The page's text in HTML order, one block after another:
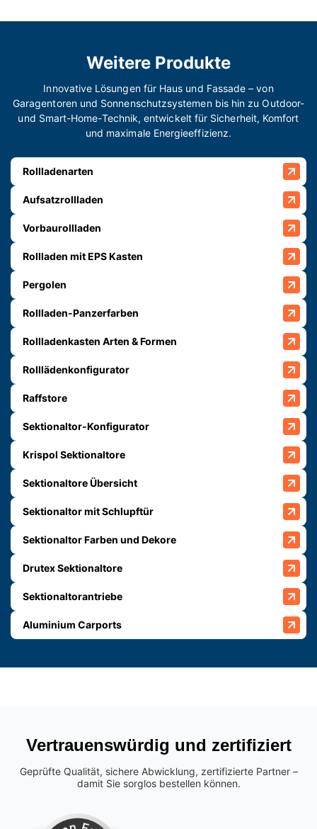
Weitere Produkte
Innovative Lösungen für Haus und Fassade – von
Garagentoren und Sonnenschutzsystemen bis hin zu Outdoor-
und Smart-Home-Technik, entwickelt für Sicherheit, Komfort
und maximale Energieeffizienz.
Rollladenarten
Aufsatzrollladen
Vorbaurollladen
Rollladen mit EPS Kasten
Pergolen
Rollladen-Panzerfarben
Rollladenkasten Arten & Formen
Rolllädenkonfigurator
Raffstore
Sektionaltor-Konfigurator
Krispol Sektionaltore
Sektionaltore Übersicht
Sektionaltor mit Schlupftür
Sektionaltor Farben und Dekore
Drutex Sektionaltore
Sektionaltorantriebe
Aluminium Carports
Vertrauenswürdig und zertifiziert
Geprüfte Qualität, sichere Abwicklung, zertifizierte Partner –
damit Sie sorglos bestellen können.